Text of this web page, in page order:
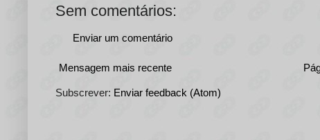
Sem comentários:
Enviar um comentário
Mensagem mais recente
Subscrever: Enviar feedback (Atom)